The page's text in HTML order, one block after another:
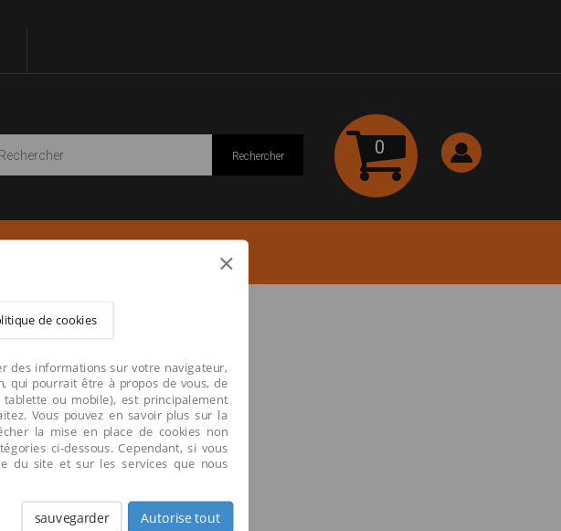
×
de cookies
des informations sur votre navigateur,
qui pourrait être à propos de vous, de
ou mobile), est principalement
Vous pouvez en savoir plus sur la
la mise en place de cookies non
ci-dessous. Cependant, si vous
du site et sur les services que nous
sauvegarder Autorise tout
0
Rechercher